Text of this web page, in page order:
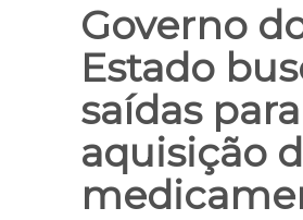
Governo
Estado
saídas
aquisição